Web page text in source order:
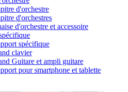
d'orchestre
d'orchestres
d'orchestre et accessoire
spécifique
clavier
Guitare et ampli guitare
pour smartphone et tablette